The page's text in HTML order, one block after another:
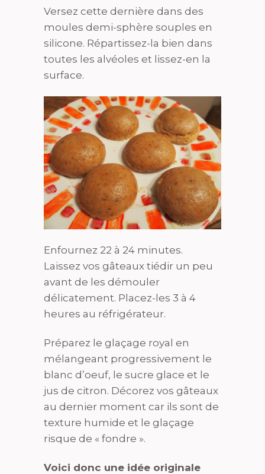
Versez cette dernière dans des
moules demi-sphère souples en
silicone. Répartissez-la bien dans
toutes les alvéoles et lissez-en la
surface.
Enfournez 22 à 24 minutes.
Laissez vos gâteaux tiédir un peu
avant de les démouler
délicatement. Placez-les 3 à 4
heures au réfrigérateur.
Préparez le glaçage royal en
mélangeant progressivement le
blanc d’oeuf, le sucre glace et le
jus de citron. Décorez vos gâteaux
au dernier moment car ils sont de
texture humide et le glaçage
risque de « fondre ».
Voici donc une idée originale